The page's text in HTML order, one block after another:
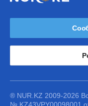
® NUR.KZ 2009-2026